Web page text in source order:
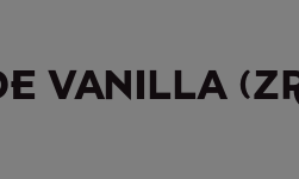
VANILLA